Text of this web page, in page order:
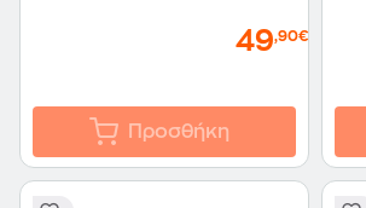
49,90€
Προσθήκη